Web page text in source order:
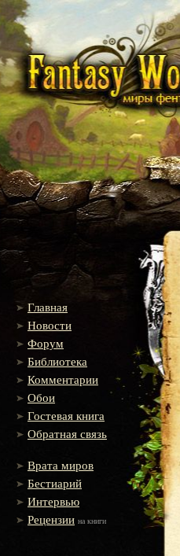
Главная
Новости
Форум
Библиотека
Комментарии
Обои
Гостевая книга
Обратная связь
Врата миров
Бестиарий
Интервью
Рецензии на книги